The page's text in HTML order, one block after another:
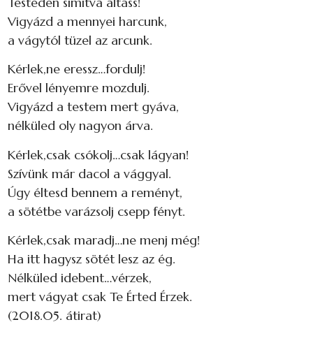
Vigyázd a mennyei harcunk,
a vágytól tüzel az arcunk.
Kérlek,ne eressz…fordulj!
Erővel lényemre mozdulj.
Vigyázd a testem mert gyáva,
nélküled oly nagyon árva.
Kérlek,csak csókolj…csak lágyan!
Szívünk már dacol a vággyal.
Úgy éltesd bennem a reményt,
a sötétbe varázsolj csepp fényt.
Kérlek,csak maradj…ne menj még!
Ha itt hagysz sötét lesz az ég.
Nélküled idebent…vérzek,
mert vágyat csak Te Érted Érzek.
(2018.05. átirat)